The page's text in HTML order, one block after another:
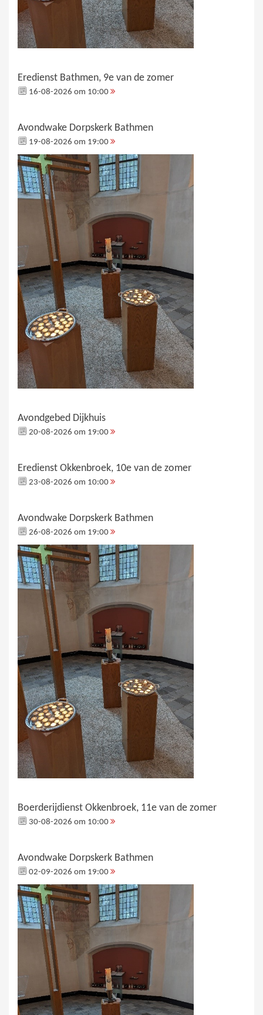
Eredienst Bathmen, 9e van de zomer
16-08-2026 om 10:00
Avondwake Dorpskerk Bathmen
19-08-2026 om 19:00
Avondgebed Dijkhuis
20-08-2026 om 19:00
Eredienst Okkenbroek, 10e van de zomer
23-08-2026 om 10:00
Avondwake Dorpskerk Bathmen
26-08-2026 om 19:00
Boerderijdienst Okkenbroek, 11e van de zomer
30-08-2026 om 10:00
Avondwake Dorpskerk Bathmen
02-09-2026 om 19:00